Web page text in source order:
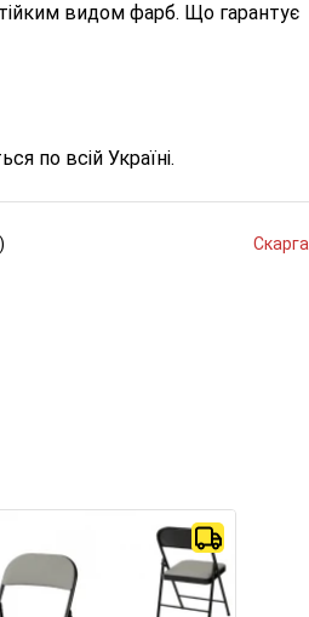
видом фарб. Що гарантує
по всій Україні.
) Скарга